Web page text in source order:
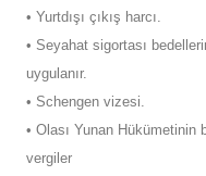
• Yurtdışı çıkış harcı.
• Seyahat sigortası
uygulanır.
• Schengen vizesi.
• Olası Yunan
vergiler